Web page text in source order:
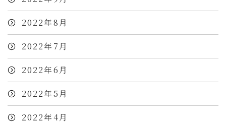
2022年8月
2022年7月
2022年6月
2022年5月
2022年4月